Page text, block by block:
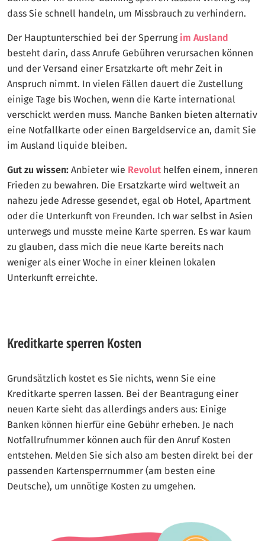
dass Sie schnell handeln, um Missbrauch zu verhindern.
Der Hauptunterschied bei der Sperrung im Ausland
besteht darin, dass Anrufe Gebühren verursachen können
und der Versand einer Ersatzkarte oft mehr Zeit in
Anspruch nimmt. In vielen Fällen dauert die Zustellung
einige Tage bis Wochen, wenn die Karte international
verschickt werden muss. Manche Banken bieten alternativ
eine Notfallkarte oder einen Bargeldservice an, damit Sie
im Ausland liquide bleiben.
Gut zu wissen: Anbieter wie Revolut helfen einem, inneren
Frieden zu bewahren. Die Ersatzkarte wird weltweit an
nahezu jede Adresse gesendet, egal ob Hotel, Apartment
oder die Unterkunft von Freunden. Ich war selbst in Asien
unterwegs und musste meine Karte sperren. Es war kaum
zu glauben, dass mich die neue Karte bereits nach
weniger als einer Woche in einer kleinen lokalen
Unterkunft erreichte.
Kreditkarte sperren Kosten
Grundsätzlich kostet es Sie nichts, wenn Sie eine
Kreditkarte sperren lassen. Bei der Beantragung einer
neuen Karte sieht das allerdings anders aus: Einige
Banken können hierfür eine Gebühr erheben. Je nach
Notfallrufnummer können auch für den Anruf Kosten
entstehen. Melden Sie sich also am besten direkt bei der
passenden Kartensperrnummer (am besten eine
Deutsche), um unnötige Kosten zu umgehen.